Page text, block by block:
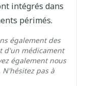
(15°C -
intégrés dans
périmés.
également des
d'un médicament
également nous
N'hésitez pas à